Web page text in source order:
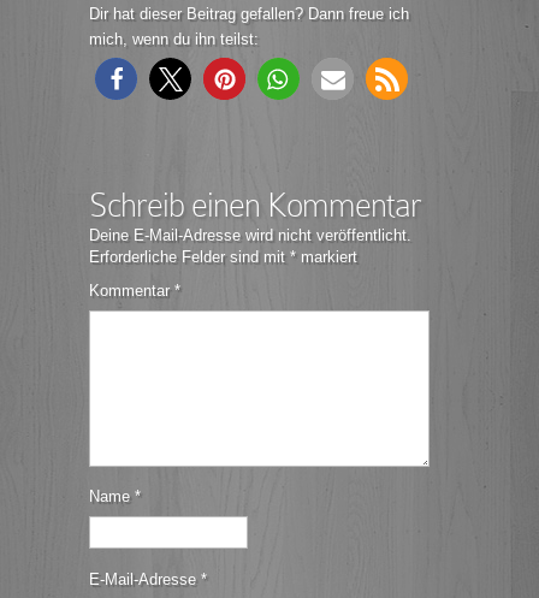
Dir hat dieser Beitrag gefallen? Dann freue ich
mich, wenn du ihn teilst:
Schreib einen Kommentar
Deine E-Mail-Adresse wird nicht veröffentlicht.
Erforderliche Felder sind mit * markiert
Kommentar*
Name *
E-Mail-Adresse *